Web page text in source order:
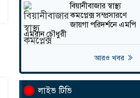
বিয়ানীবাজার স্বাস্থ্য
কমপ্লেক্স সম্প্রসারণে
জায়গা পরিদর্শনে এমপি
এমরান চৌধুরী
আরও খবর
লাইভ টিভি